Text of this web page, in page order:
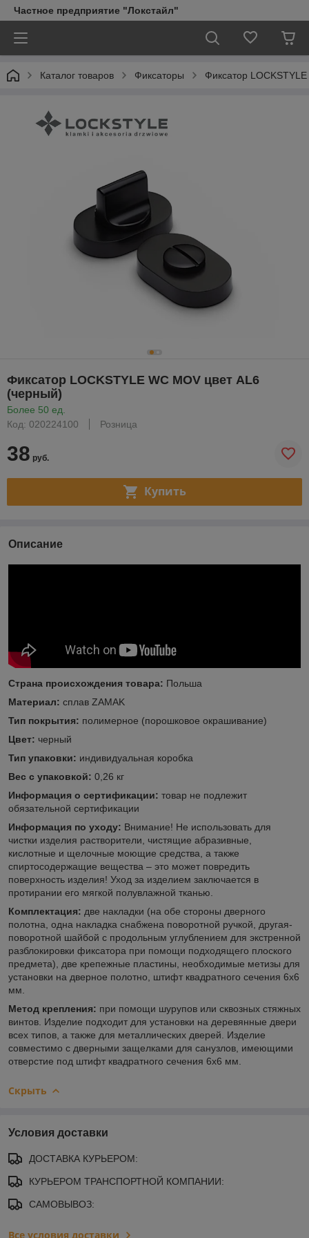
Частное предприятие "Локстайл"
Каталог товаров Фиксаторы Фиксатор
Фиксатор LOCKSTYLE WC MOV цвет AL6
(черный)
Более 50 ед.
Код: 020224100
Розница
38 руб.
Купить
Описание
Страна происхождения товара: Польша
Материал: сплав ZAMAK
Тип покрытия: полимерное (порошковое окрашивание)
Цвет: черный
Тип упаковки: индивидуальная коробка
Вес с упаковкой: 0,26 кг
Информация о сертификации: товар не подлежит
обязательной сертификации
Информация по уходу: Внимание! Не использовать для
чистки изделия растворители, чистящие абразивные,
кислотные и щелочные моющие средства, а также
спиртосодержащие вещества – это может повредить
поверхность изделия! Уход за изделием заключается в
протирании его мягкой полувлажной тканью.
Комплектация: две накладки (на обе стороны дверного
полотна, одна накладка снабжена поворотной ручкой, другая-
поворотной шайбой с продольным углублением для экстренной
разблокировки фиксатора при помощи подходящего плоского
предмета), две крепежные пластины, необходимые метизы для
установки на дверное полотно, штифт квадратного сечения 6х6
мм.
Метод крепления: при помощи шурупов или сквозных стяжных
винтов. Изделие подходит для установки на деревянные двери
всех типов, а также для металлических дверей. Изделие
совместимо с дверными защелками для санузлов, имеющими
отверстие под штифт квадратного сечения 6х6 мм.
Скрыть
Условия доставки
ДОСТАВКА КУРЬЕРОМ:
КУРЬЕРОМ ТРАНСПОРТНОЙ КОМПАНИИ:
САМОВЫВОЗ:
Все условия доставки